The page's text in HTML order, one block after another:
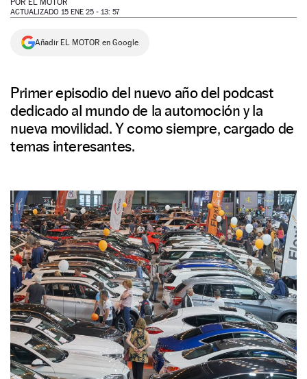
NEWSLETTER
POR EL MOTOR
ACTUALIZADO 15 ENE 25 - 13: 57
Añadir EL MOTOR en Google
Primer episodio del nuevo año del podcast
dedicado al mundo de la automoción y la
nueva movilidad. Y como siempre, cargado de
temas interesantes.